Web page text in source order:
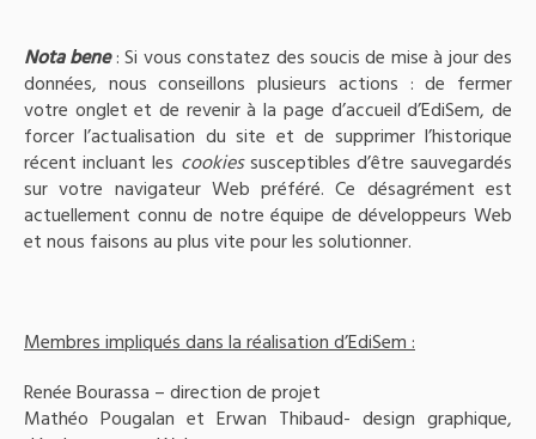
Nota bene: Si vous constatez des soucis de mise à jour des
données, nous conseillons plusieurs actions : de fermer
votre onglet et de revenir à la page d’accueil d’EdiSem, de
forcer l’actualisation du site et de supprimer l’historique
récent incluant les cookiessusceptibles d’être sauvegardés
sur votre navigateur Web préféré. Ce désagrément est
actuellement connu de notre équipe de développeurs Web
et nous faisons au plus vite pour les solutionner.
Membres impliqués dans la réalisation d’EdiSem :
Renée Bourassa – direction de projet
Mathéo Pougalan et Erwan Thibaud- design graphique,